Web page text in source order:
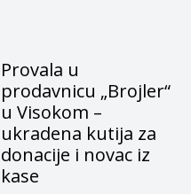
Provala u
prodavnicu „Brojler“
u Visokom –
ukradena kutija za
donacije i novac iz
kase